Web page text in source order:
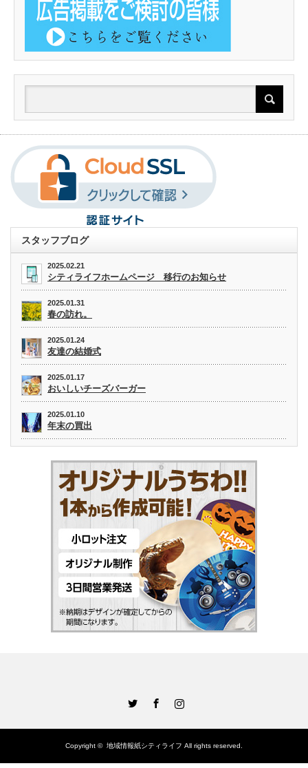
スタッフブログ
2025.02.21
シティライフホームページ 移行のお知らせ
2025.01.31
春の訪れ。
2025.01.24
友達の結婚式
2025.01.17
おいしいチーズバーガー
2025.01.10
年末の買出
Copyright © 地域情報紙シティライフ All rights reserved.